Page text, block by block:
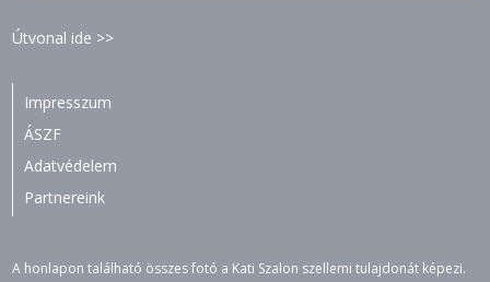
Útvonal ide >>
Impresszum
ÁSZF
Adatvédelem
Partnereink
A honlapon található összes fotó a Kati Szalon szellemi tulajdonát képezi.